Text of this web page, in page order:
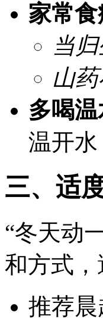
家常
当
山
多喝
温开
三、适
“冬天动
和方式
推荐